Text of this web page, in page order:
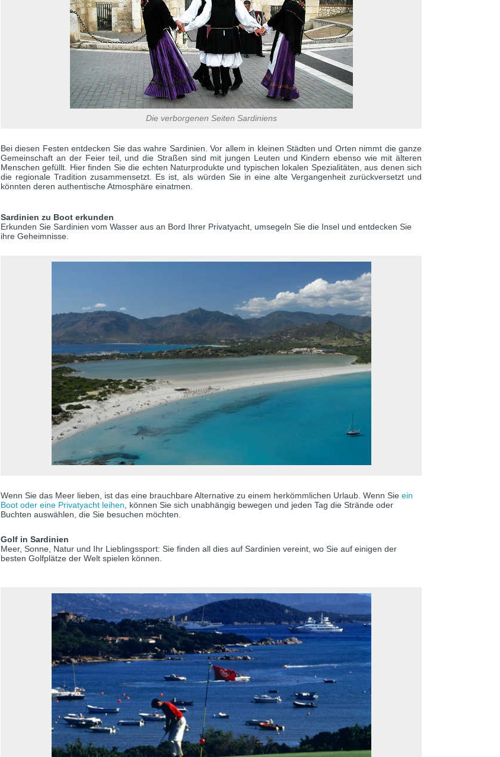
Die verborgenen Seiten Sardiniens
Bei diesen Festen entdecken Sie das wahre Sardinien. Vor allem in kleinen Städten und Orten nimmt die ganze
Gemeinschaft an der Feier teil, und die Straßen sind mit jungen Leuten und Kindern ebenso wie mit älteren
Menschen gefüllt. Hier finden Sie die echten Naturprodukte und typischen lokalen Spezialitäten, aus denen sich
die regionale Tradition zusammensetzt. Es ist, als würden Sie in eine alte Vergangenheit zurückversetzt und
könnten deren authentische Atmosphäre einatmen.
Sardinien zu Boot erkunden
Erkunden Sie Sardinien vom Wasser aus an Bord Ihrer Privatyacht, umsegeln Sie die Insel und entdecken Sie
ihre Geheimnisse.
Wenn Sie das Meer lieben, ist das eine brauchbare Alternative zu einem herkömmlichen Urlaub. Wenn Sie ein
Boot oder eine Privatyacht leihen , können Sie sich unabhängig bewegen und jeden Tag die Strände oder
Buchten auswählen, die Sie besuchen möchten.
Golf in Sardinien
Meer, Sonne, Natur und Ihr Lieblingssport: Sie finden all dies auf Sardinien vereint, wo Sie auf einigen der
besten Golfplätze der Welt spielen können.